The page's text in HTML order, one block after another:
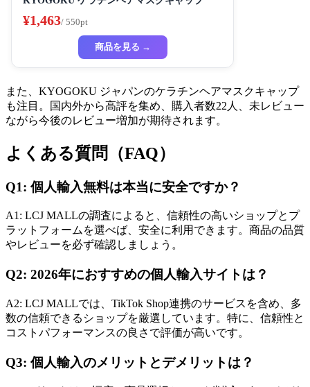
¥1,463/ 550pt
商品を見る →
また、KYOGOKU ジャパンのケラチンヘアマスクキャップ
も注目。国内外から高評を集め、購入者数22人、未レビュー
ながら今後のレビュー増加が期待されます。
よくある質問（FAQ）
Q1: 個人輸入無料は本当に安全ですか？
A1: LCJ MALLの調査によると、信頼性の高いショップとプ
ラットフォームを選べば、安全に利用できます。商品の品質
やレビューを必ず確認しましょう。
Q2: 2026年におすすめの個人輸入サイトは？
A2: LCJ MALLでは、TikTok Shop連携のサービスを含め、多
数の信頼できるショップを厳選しています。特に、信頼性と
コストパフォーマンスの良さで評価が高いです。
Q3: 個人輸入のメリットとデメリットは？